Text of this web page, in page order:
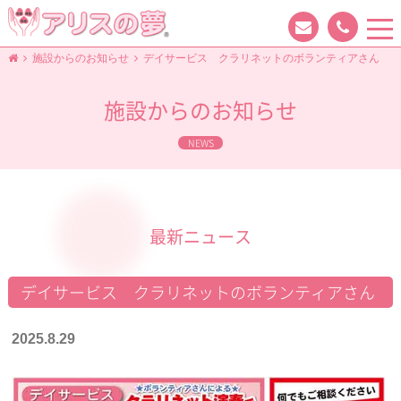
施設からのお知らせ デイサービス クラリネットのボランティアさん
施設からのお知らせ
NEWS
最新ニュース
デイサービス クラリネットのボランティアさん
2025.8.29